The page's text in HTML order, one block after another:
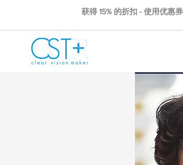
获得 15% 的折扣 - 使用优惠